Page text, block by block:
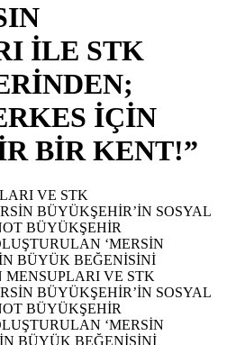
İLE STK
İÇİN
BİR KENT!”
VE STK
BÜYÜKŞEHİR’İN SOSYAL
BÜYÜKŞEHİR
‘MERSİN
BÜYÜK BEĞENİSİNİ
VE STK
BÜYÜKŞEHİR’İN SOSYAL
BÜYÜKŞEHİR
‘MERSİN
BÜYÜK BEĞENİSİNİ